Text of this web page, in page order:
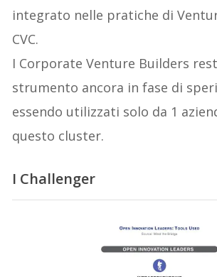
integrato nelle pratiche di
CVC.
I Corporate Venture Builders
strumento ancora in fase di
essendo utilizzati solo da 1
questo cluster.
I Challenger